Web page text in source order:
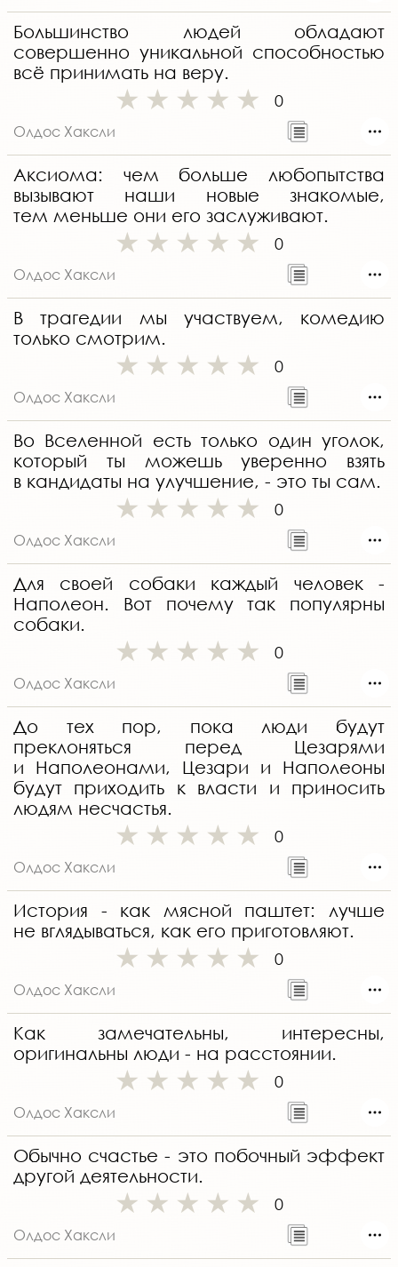
Большинство людей обладают
совершенно уникальной способностью
всё принимать на веру.
0
Олдос Хаксли
Аксиома: чем больше любопытства
вызывают наши новые знакомые,
тем меньше они его заслуживают.
0
Олдос Хаксли
В трагедии мы участвуем, комедию
только смотрим.
0
Олдос Хаксли
Во Вселенной есть только один уголок,
который ты можешь уверенно взять
в кандидаты на улучшение, - это ты сам.
0
Олдос Хаксли
Для своей собаки каждый человек -
Наполеон. Вот почему так популярны
собаки.
0
Олдос Хаксли
До тех пор, пока люди будут
преклоняться перед Цезарями
и Наполеонами, Цезари и Наполеоны
будут приходить к власти и приносить
людям несчастья.
0
Олдос Хаксли
История - как мясной паштет: лучше
не вглядываться, как его приготовляют.
0
Олдос Хаксли
Как замечательны, интересны,
оригинальны люди - на расстоянии.
0
Олдос Хаксли
Обычно счастье - это побочный эффект
другой деятельности.
0
Олдос Хаксли